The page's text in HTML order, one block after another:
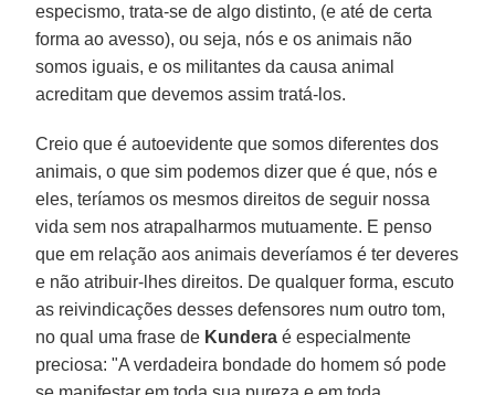
especismo, trata-se de algo distinto, (e até de certa
forma ao avesso), ou seja, nós e os animais não
somos iguais, e os militantes da causa animal
acreditam que devemos assim tratá-los.
Creio que é autoevidente que somos diferentes dos
animais, o que sim podemos dizer que é que, nós e
eles, teríamos os mesmos direitos de seguir nossa
vida sem nos atrapalharmos mutuamente. E penso
que em relação aos animais deveríamos é ter deveres
e não atribuir-lhes direitos. De qualquer forma, escuto
as reivindicações desses defensores num outro tom,
no qual uma frase de Kundera é especialmente
preciosa: "A verdadeira bondade do homem só pode